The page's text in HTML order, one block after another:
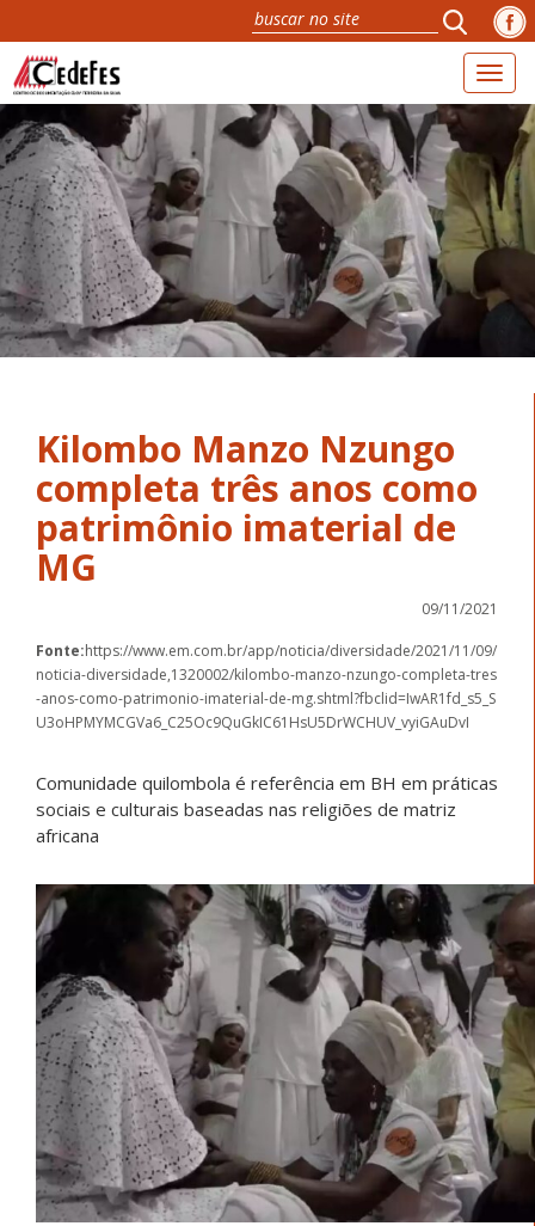
Kilombo Manzo Nzungo
completa três anos como
patrimônio imaterial de
MG
09/11/2021
Fonte:https://www.em.com.br/app/noticia/diversidade/2021/11/09/
noticia-diversidade,1320002/kilombo-manzo-nzungo-completa-tres
-anos-como-patrimonio-imaterial-de-mg.shtml?fbclid=IwAR1fd_s5_S
U3oHPMYMCGVa6_C25Oc9QuGkIC61HsU5DrWCHUV_vyiGAuDvI
Comunidade quilombola é referência em BH em práticas
sociais e culturais baseadas nas religiões de matriz
africana